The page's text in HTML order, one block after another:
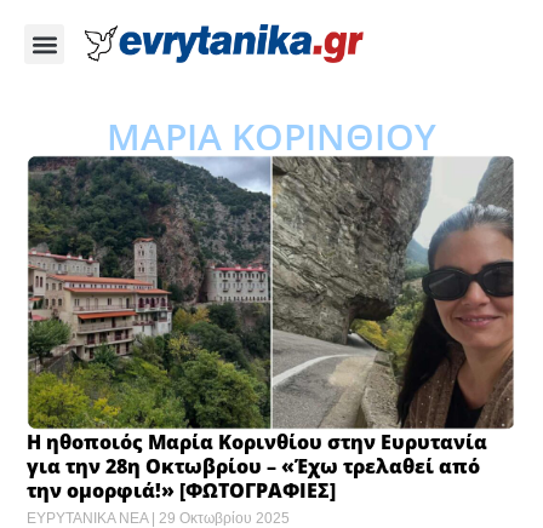
ΜΑΡΙΑ ΚΟΡΙΝΘΙΟΥ
Η ηθοποιός Μαρία Κορινθίου στην Ευρυτανία
για την 28η Οκτωβρίου – «Έχω τρελαθεί από
την ομορφιά!» [ΦΩΤΟΓΡΑΦΙΕΣ]
ΕΥΡΥΤΑΝΙΚΑ ΝΕΑ 29 Οκτωβρίου 2025